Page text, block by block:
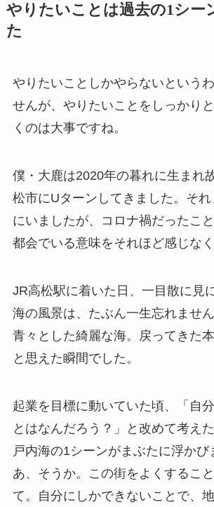
やりたいことは過去の1シー
た
やりたいことしかやらないという
せんが、やりたいことをしっかり
くのは大事ですね。
僕・大鹿は2020年の暮れに生まれ
松市にUターンしてきました。そ
にいましたが、コロナ禍だったこ
都会でいる意味をそれほど感じなく
JR高松駅に着いた日、一目散に見
海の風景は、たぶん一生忘れませ
青々とした綺麗な海。戻ってきた
と思えた瞬間でした。
起業を目標に動いていた頃、「自
とはなんだろう？」と改めて考え
戸内海の1シーンがまぶたに浮かび
あ、そうか。この街をよくするこ
て。自分にしかできないことで、